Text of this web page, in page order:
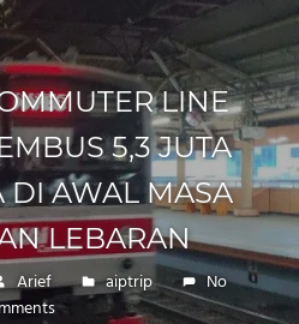
LINE
5,3 JUTA
DI AWAL MASA
LEBARAN
Arief aiptrip
No